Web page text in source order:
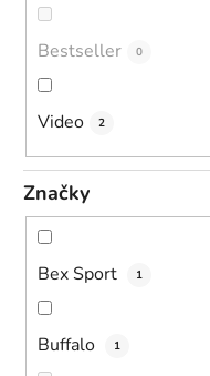
Bestseller 0
Video 2
Značky
Bex Sport 1
Buffalo 1